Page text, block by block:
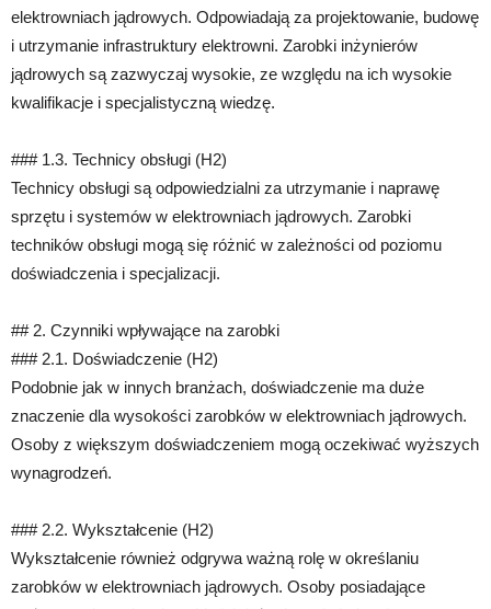
elektrowniach jądrowych. Odpowiadają za projektowanie, budowę
i utrzymanie infrastruktury elektrowni. Zarobki inżynierów
jądrowych są zazwyczaj wysokie, ze względu na ich wysokie
kwalifikacje i specjalistyczną wiedzę.
### 1.3. Technicy obsługi (H2)
Technicy obsługi są odpowiedzialni za utrzymanie i naprawę
sprzętu i systemów w elektrowniach jądrowych. Zarobki
techników obsługi mogą się różnić w zależności od poziomu
doświadczenia i specjalizacji.
## 2. Czynniki wpływające na zarobki
### 2.1. Doświadczenie (H2)
Podobnie jak w innych branżach, doświadczenie ma duże
znaczenie dla wysokości zarobków w elektrowniach jądrowych.
Osoby z większym doświadczeniem mogą oczekiwać wyższych
wynagrodzeń.
### 2.2. Wykształcenie (H2)
Wykształcenie również odgrywa ważną rolę w określaniu
zarobków w elektrowniach jądrowych. Osoby posiadające